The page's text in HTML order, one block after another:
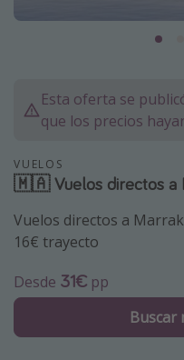
Marruecos
Tailandia
Albania
Inspiración para viajes
Camping
Glamping
Viajar sola como mujer
Esta oferta se
que los precios
VUELOS
🇲🇦 Vuelos directos a
Vuelos directos a
16€ trayecto
Desde 31€ pp
Buscar